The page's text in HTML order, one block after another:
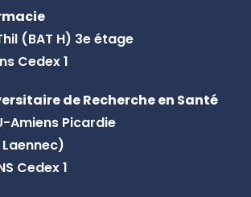
(BAT H) 3e étage
Cedex 1
de Recherche en Santé
Amiens Picardie
Cedex 1